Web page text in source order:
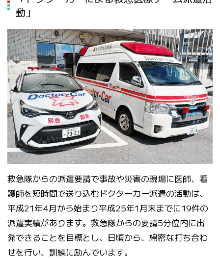
動」
救急隊からの派遣要請で事故や災害の現場に医師、看
護師を短時間で送り込むドクターカー派遣の活動は、
平成21年4月から始まり平成25年1月末までに19件の
派遣実績があります。救急隊からの要請5分位内に出
発できることを目標とし、日頃から、綿密な打ち合わ
せを行い、訓練に励んでいます。